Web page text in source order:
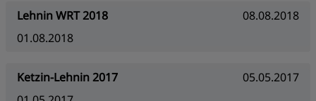
Lehnin WRT 2018
08.08.2018
01.08.2018
Ketzin-Lehnin 2017
05.05.2017